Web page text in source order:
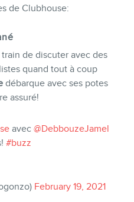
de Clubhouse:
de discuter avec des
quand tout à coup
débarque avec ses potes
assuré!
avec @DebbouzeJamel
#buzz
February 19, 2021